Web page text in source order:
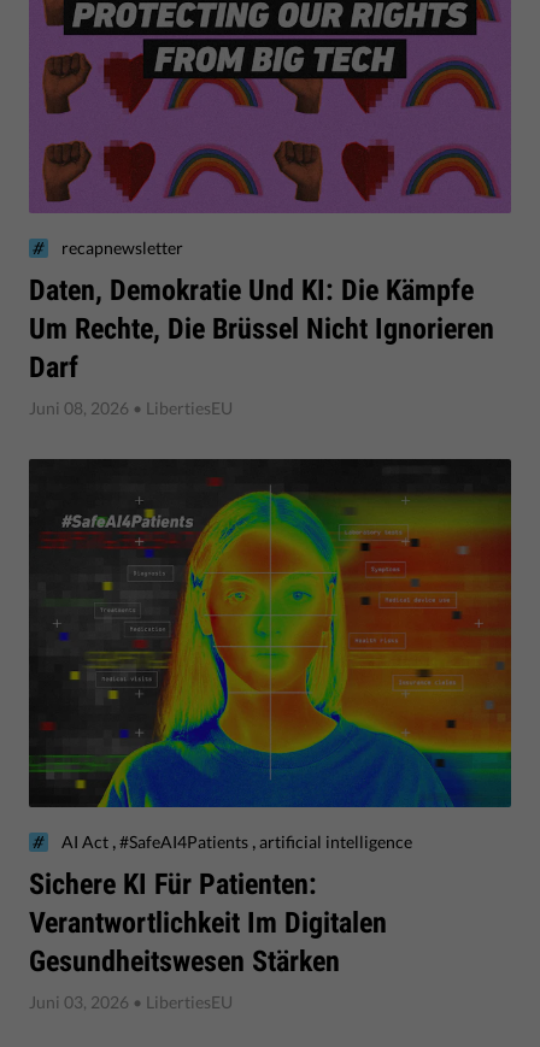
Daten, Demokratie Und KI: Die Kämpfe
Um Rechte, Die Brüssel Nicht Ignorieren
Darf
recapnewsletter
Juni 08, 2026 • LibertiesEU
Sichere KI Für Patienten:
Verantwortlichkeit Im Digitalen
Gesundheitswesen Stärken
AI Act #SafeAI4Patients artificial intelligence
Juni 03, 2026 • LibertiesEU